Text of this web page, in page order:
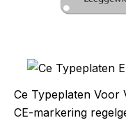
Ce Typeplaten Voor
CE-markering